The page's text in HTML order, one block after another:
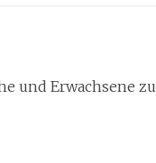
und Erwachsene zu